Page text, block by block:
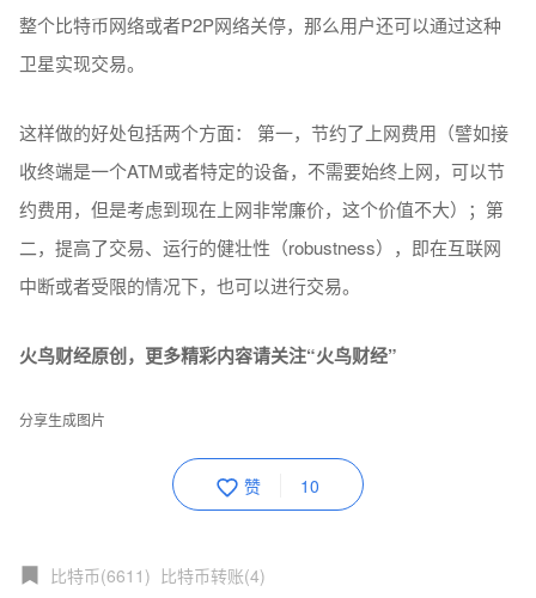
整个比特币网络或者P2P网络关停，那么用户还可以通过这种
卫星实现交易。
这样做的好处包括两个方面： 第一，节约了上网费用（譬如接
收终端是一个ATM或者特定的设备，不需要始终上网，可以节
约费用，但是考虑到现在上网非常廉价，这个价值不大）；第
二，提高了交易、运行的健壮性（robustness），即在互联网
中断或者受限的情况下，也可以进行交易。
火鸟财经原创，更多精彩内容请关注“火鸟财经”
分享生成图片
赞 10
比特币(6611) 比特币转账(4)